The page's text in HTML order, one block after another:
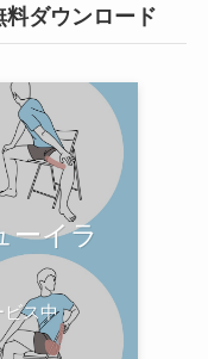
ダウンロード
ーイラ
ビス中